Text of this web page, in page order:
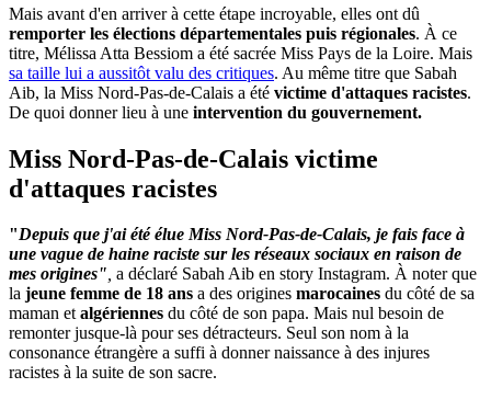
Mais avant d'en arriver à cette étape incroyable, elles ont dû
remporter les élections départementales puis régionales. À ce
titre, Mélissa Atta Bessiom a été sacrée Miss Pays de la Loire. Mais
sa taille lui a aussitôt valu des critiques. Au même titre que Sabah
Aib, la Miss Nord-Pas-de-Calais a été victime d'attaques racistes.
De quoi donner lieu à une intervention du gouvernement.
Miss Nord-Pas-de-Calais victime
d'attaques racistes
"Depuis que j'ai été élue Miss Nord-Pas-de-Calais, je fais face à
une vague de haine raciste sur les réseaux sociaux en raison de
mes origines", a déclaré Sabah Aib en story Instagram. À noter que
la jeune femme de 18 ans a des origines marocaines du côté de sa
maman etalgériennes du côté de son papa. Mais nul besoin de
remonter jusque-là pour ses détracteurs. Seul son nom à la
consonance étrangère a suffi à donner naissance à des injures
racistes à la suite de son sacre.